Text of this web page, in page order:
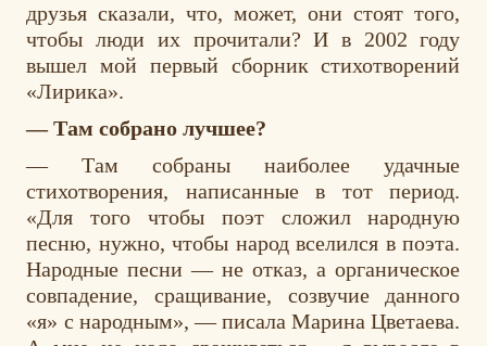
друзья сказали, что, может, они стоят того,
чтобы люди их прочитали? И в 2002 году
вышел мой первый сборник стихотворений
«Лирика».
— Там собрано лучшее?
— Там собраны наиболее удачные
стихотворения, написанные в тот период.
«Для того чтобы поэт сложил народную
песню, нужно, чтобы народ вселился в поэта.
Народные песни — не отказ, а органическое
совпадение, сращивание, созвучие данного
«я» с народным», — писала Марина Цветаева.